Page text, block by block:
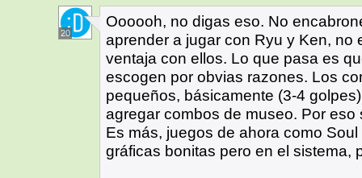
20
Oooooh, no digas eso. No
aprender a jugar con Ryu y Ken, no
ventaja con ellos. Lo que pasa es
escogen por obvias razones. Los
pequeños, básicamente (3-4
agregar combos de museo. Por
Es más, juegos de ahora como
gráficas bonitas pero en el sistema,